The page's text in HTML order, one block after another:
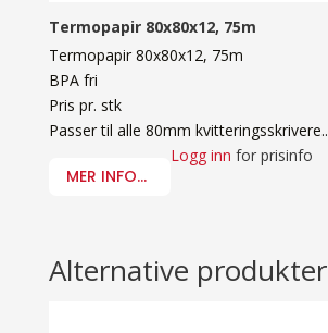
Termopapir 80x80x12, 75m
Termopapir 80x80x12, 75m
BPA fri
Pris pr. stk
Passer til alle 80mm kvitteringsskrivere..
MER INFO...
Logg inn for prisinfo
Alternative produkter